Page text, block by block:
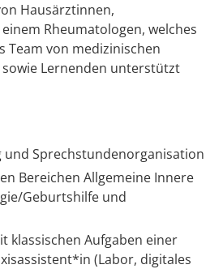
Hausärztinnen,
Rheumatologen, welches
Team von medizinischen
Lernenden unterstützt
und Sprechstundenorganisation
Bereichen Allgemeine Innere
Geburtshilfe und
klassischen Aufgaben einer
(Labor, digitales